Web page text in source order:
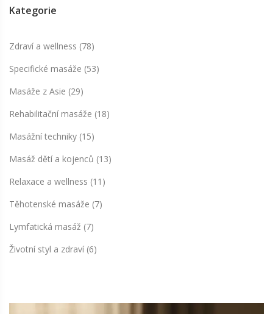
Kategorie
Zdraví a wellness (78)
Specifické masáže (53)
Masáže z Asie (29)
Rehabilitační masáže (18)
Masážní techniky (15)
Masáž dětí a kojenců (13)
Relaxace a wellness (11)
Těhotenské masáže (7)
Lymfatická masáž (7)
Životní styl a zdraví (6)